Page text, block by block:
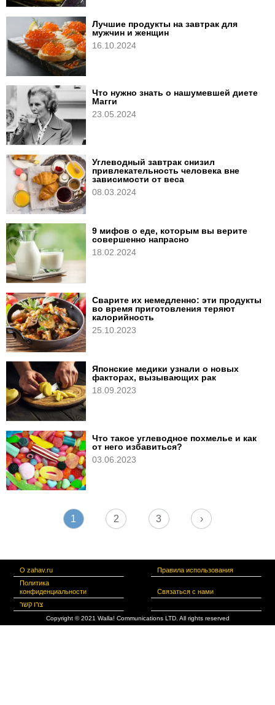
Лучшие продукты на завтрак для
мужчин и женщин
16.10.2024
Что нужно знать о нашумевшей диете
Магги
23.05.2024
Углеводный завтрак снизил
привлекательность человека вне
зависимости от веса
08.03.2024
9 мифов о еде, которым вы верите
совершенно напрасно
18.02.2024
Сварите их немедленно: эти продукты
во время приготовления теряют
калорийность
25.10.2023
Японские медики узнали о новых
факторах, вызывающих рак
18.09.2023
Что такое углеводное похмелье и как
от него избавиться?
03.06.2023
1 2 3 ›
О zahav.ru
Правила использования
Политика
конфиденциальности
Связаться с нами
צרו קשר
Copyright © 2021 Walla! Communications LTD. All rights reserved